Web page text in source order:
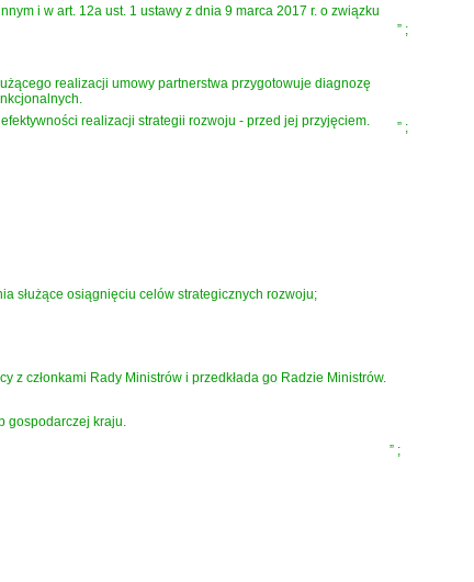
i w art. 12a ust. 1 ustawy z dnia 9 marca 2017 r. o związku
” ;
realizacji umowy partnerstwa przygotowuje diagnozę
realizacji strategii rozwoju - przed jej przyjęciem. ” ;
służące osiągnięciu celów strategicznych rozwoju;
z członkami Rady Ministrów i przedkłada go Radzie Ministrów.
gospodarczej kraju.
” ;